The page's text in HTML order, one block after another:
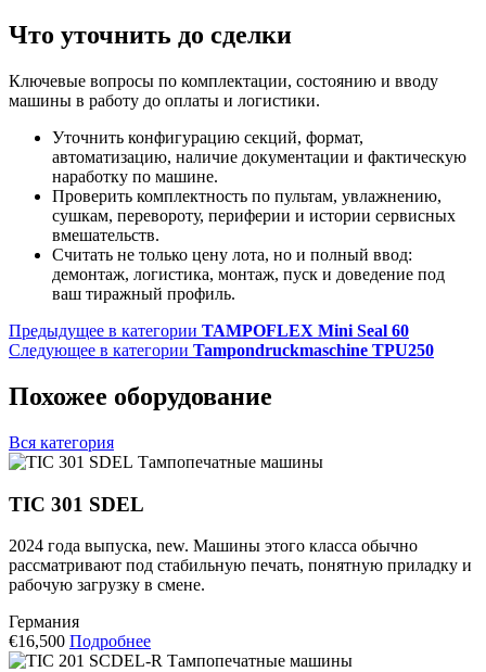
Что уточнить до сделки
Ключевые вопросы по комплектации, состоянию и вводу
машины в работу до оплаты и логистики.
Уточнить конфигурацию секций, формат,
автоматизацию, наличие документации и фактическую
наработку по машине.
Проверить комплектность по пультам, увлажнению,
сушкам, перевороту, периферии и истории сервисных
вмешательств.
Считать не только цену лота, но и полный ввод:
демонтаж, логистика, монтаж, пуск и доведение под
ваш тиражный профиль.
Предыдущее в категории TAMPOFLEX Mini Seal 60
Следующее в категории Tampondruckmaschine TPU250
Похожее оборудование
Вся категория
Тампопечатные машины
TIC 301 SDEL
2024 года выпуска, new. Машины этого класса обычно
рассматривают под стабильную печать, понятную приладку и
рабочую загрузку в смене.
Германия
€16,500 Подробнее
Тампопечатные машины